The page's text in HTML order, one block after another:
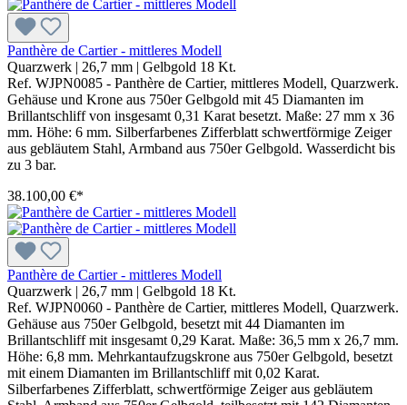
Panthère de Cartier - mittleres Modell
Quarzwerk | 26,7 mm | Gelbgold 18 Kt.
Ref. WJPN0085 - Panthère de Cartier, mittleres Modell, Quarzwerk.
Gehäuse und Krone aus 750er Gelbgold mit 45 Diamanten im
Brillantschliff von insgesamt 0,31 Karat besetzt. Maße: 27 mm x 36
mm. Höhe: 6 mm. Silberfarbenes Zifferblatt schwertförmige Zeiger
aus gebläutem Stahl, Armband aus 750er Gelbgold. Wasserdicht bis
zu 3 bar.
38.100,00 €*
Panthère de Cartier - mittleres Modell
Quarzwerk | 26,7 mm | Gelbgold 18 Kt.
Ref. WJPN0060 - Panthère de Cartier, mittleres Modell, Quarzwerk.
Gehäuse aus 750er Gelbgold, besetzt mit 44 Diamanten im
Brillantschliff mit insgesamt 0,29 Karat. Maße: 36,5 mm x 26,7 mm.
Höhe: 6,8 mm. Mehrkantaufzugskrone aus 750er Gelbgold, besetzt
mit einem Diamanten im Brillantschliff mit 0,02 Karat.
Silberfarbenes Zifferblatt, schwertförmige Zeiger aus gebläutem